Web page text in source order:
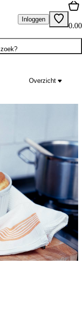
Inloggen
0.00
Overzicht